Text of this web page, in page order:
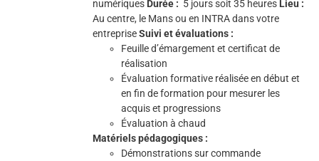
numériques Durée : 5 jours soit 35 heures Lieu :
Au centre, le Mans ou en INTRA dans votre
entrepriseSuivi et évaluations :
Feuille d’émargement et certificat de
réalisation
Évaluation formative réalisée en début et
en fin de formation pour mesurer les
acquis et progressions
Évaluation à chaud
Matériels pédagogiques :
Démonstrations sur commande